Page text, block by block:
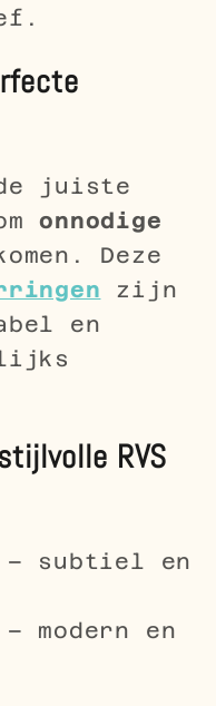
juiste
onnodige
Deze
zijn
en
RVS
– subtiel en
– modern en